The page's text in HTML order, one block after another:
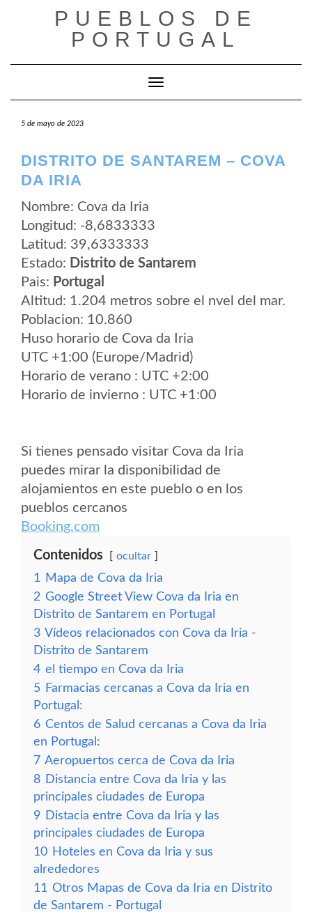
PUEBLOS DE
PORTUGAL
Cambiar modo de navegación
5 de mayo de 2023
DISTRITO DE SANTAREM – COVA
DA IRIA
Nombre: Cova da Iria
Longitud: -8,6833333
Latitud: 39,6333333
Estado: Distrito de Santarem
Pais: Portugal
Altitud: 1.204 metros sobre el nvel del mar.
Poblacion: 10.860
Huso horario de Cova da Iria
UTC +1:00 (Europe/Madrid)
Horario de verano : UTC +2:00
Horario de invierno : UTC +1:00
Si tienes pensado visitar Cova da Iria
puedes mirar la disponibilidad de
alojamientos en este pueblo o en los
pueblos cercanos
Booking.com
Contenidos ocultar
1
Mapa de Cova da Iria
2 Google Street View Cova da Iria en
Distrito de Santarem en Portugal
3 Vídeos relacionados con Cova da Iria -
Distrito de Santarem
4 el tiempo en Cova da Iria
5 Farmacias cercanas a Cova da Iria en
Portugal:
6 Centos de Salud cercanas a Cova da Iria
en Portugal:
7 Aeropuertos cerca de Cova da Iria
8 Distancia entre Cova da Iria y las
principales ciudades de Europa
9 Distacia entre Cova da Iria y las
principales ciudades de Europa
10 Hoteles en Cova da Iria y sus
alrededores
11 Otros Mapas de Cova da Iria en Distrito
de Santarem - Portugal